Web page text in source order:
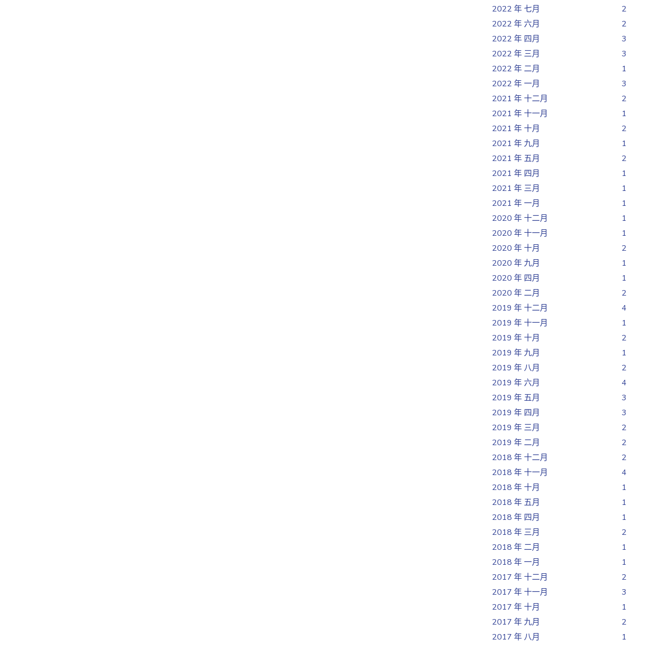
2022 年 七月
2
2022 年 六月
2
2022 年 四月
3
2022 年 三月
3
2022 年 二月
1
2022 年 一月
3
2021 年 十二月
2
2021 年 十一月
1
2021 年 十月
2
2021 年 九月
1
2021 年 五月
2
2021 年 四月
1
2021 年 三月
1
2021 年 一月
1
2020 年 十二月
1
2020 年 十一月
1
2020 年 十月
2
2020 年 九月
1
2020 年 四月
1
2020 年 二月
2
2019 年 十二月
4
2019 年 十一月
1
2019 年 十月
2
2019 年 九月
1
2019 年 八月
2
2019 年 六月
4
2019 年 五月
3
2019 年 四月
3
2019 年 三月
2
2019 年 二月
2
2018 年 十二月
2
2018 年 十一月
4
2018 年 十月
1
2018 年 五月
1
2018 年 四月
1
2018 年 三月
2
2018 年 二月
1
2018 年 一月
1
2017 年 十二月
2
2017 年 十一月
3
2017 年 十月
1
2017 年 九月
2
2017 年 八月
1